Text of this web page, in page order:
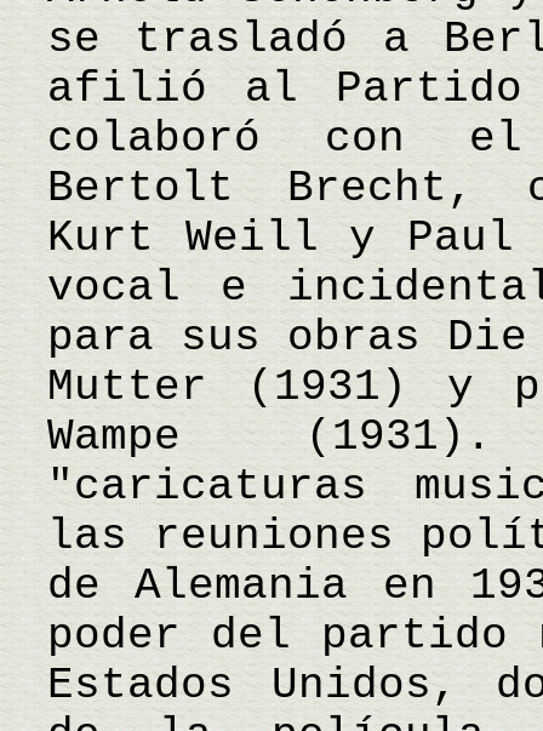
se trasladó a
afilió al Partido
colaboró con el
Bertolt Brecht,
Kurt Weill y Paul
vocal e
para sus obras Die
Mutter (1931) y
Wampe
"caricaturas
las reuniones
de Alemania en
poder del partido
Estados Unidos,